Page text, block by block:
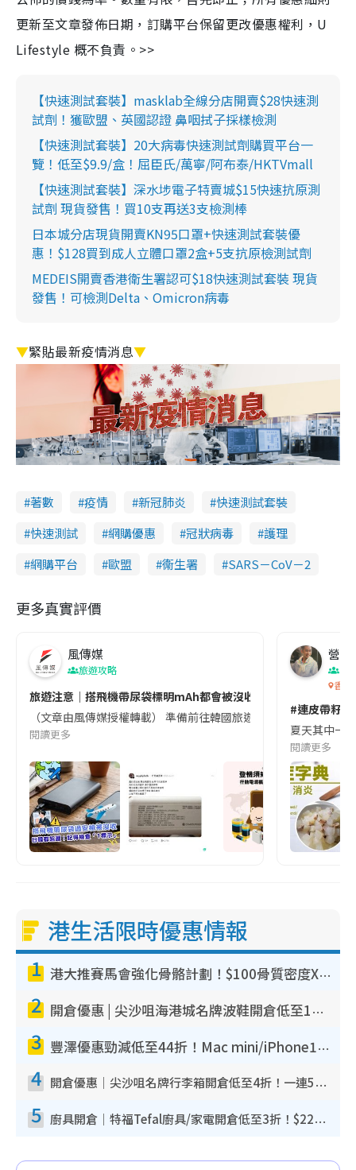
更新至文章發佈日期，訂購平台保留更改優惠權利，U
Lifestyle 概不負責。>>
【快速測試套裝】masklab全線分店開賣$28快速測
試劑！獲歐盟、英國認證 鼻咽拭子採樣檢測
【快速測試套裝】20大病毒快速測試劑購買平台一
覽！低至$9.9/盒！屈臣氏/萬寧/阿布泰/HKTVmall
【快速測試套裝】深水埗電子特賣城$15快速抗原測
試劑 現貨發售！買10支再送3支檢測棒
日本城分店現貨開賣KN95口罩+快速測試套裝優
惠！$128買到成人立體口罩2盒+5支抗原檢測試劑
MEDEIS開賣香港衛生署認可$18快速測試套裝 現貨
發售！可檢測Delta、Omicron病毒
▼緊貼最新疫情消息▼
著數 疫情 新冠肺炎
快速測試套裝
快速測試
網購優惠 冠狀病毒
護理
網購平台
歐盟 衞生署 SARS－CoV－2
更多真實評價
風傳媒
旅遊攻略
旅遊注意｜搭飛機帶尿袋標明mAh都會被沒收😱出發前切記檢查
（文章由風傳媒授權轉載） 準備前往韓國旅遊的民眾，近期要
閱讀更多
營養
香港
#連皮帶籽
夏天其中一
閱讀更多
港生活限時優惠情報
1 港大推賽馬會強化骨骼計劃！$100骨質密度X光檢查 完成免費運動訓練送超市禮券！附參加資格
2 開倉優惠 | 尖沙咀海港城名牌波鞋開倉低至1折！On鞋$899起／Joy&Peace鞋履$98起
3 豐澤優惠勁減低至44折！Mac mini/iPhone17Pro大減價！廚房家電$220起
4 開倉優惠｜尖沙咀名牌行李箱開倉低至4折！一連5日 American Tourister/ace./Hallmark $200起！
5 廚具開倉｜特福Tefal廚具/家電開倉低至3折！$220起買平底鍋/炒鑊/湯煲！電飯煲/吸塵機/燙斗$418起